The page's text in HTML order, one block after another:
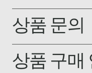
상품 문의
상품 구매